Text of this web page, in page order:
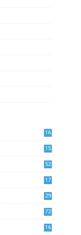
16
15
52
17
29
72
16